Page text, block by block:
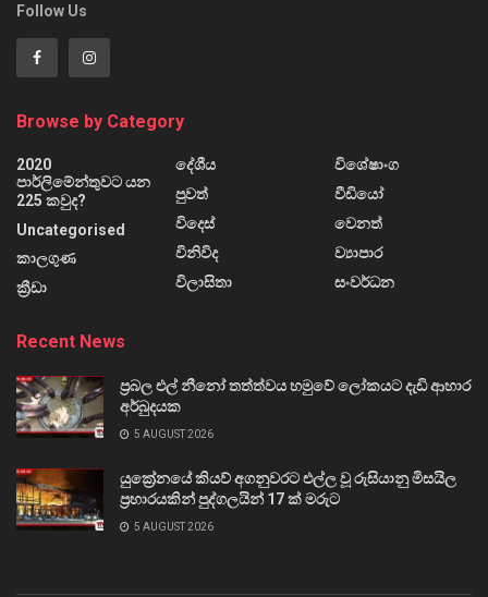
Follow Us
Browse by Category
2020
පාර්ලිමේන්තුවට යන
225 කවුද?
Uncategorised
කාලගුණ
ක්‍රීඩා
දේශීය
පුවත්
විදෙස්
විනිවිද
විලාසිතා
විශේෂාංග
වීඩියෝ
වෙනත්
ව්‍යාපාර
සංවර්ධන
Recent News
ප්‍රබල එල් නීනෝ තත්ත්වය හමුවේ ලෝකයට දැඩි ආහාර
අර්බුදයක
5 AUGUST 2026
යුක්‍රේනයේ කියව් අගනුවරට එල්ල වූ රුසියානු මිසයිල
ප්‍රහාරයකින් පුද්ගලයින් 17 ක් මරුට
5 AUGUST 2026